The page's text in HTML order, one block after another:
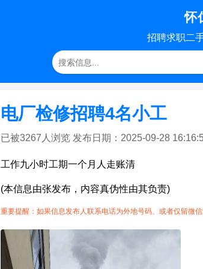
怀
招聘求职二
电厂检修招聘4名小工
已被3267人浏览 发布日期：2025-09-28
工作九小时工期一个月人走账清
(本信息由张发布，内容真伪性由其负责)
重要提醒：如果信息发布人联系电话为外地号码、或者仅留微